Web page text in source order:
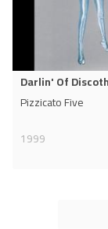
Darlin' Of
Pizzicato Five
1999